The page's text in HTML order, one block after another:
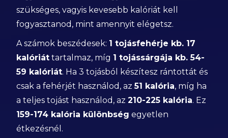
szükséges, vagyis kevesebb kalóriát kell
fogyasztanod, mint amennyit elégetsz.
A számok beszédesek: 1 tojásfehérje kb. 17
kalóriát tartalmaz, míg 1 tojássárgája kb. 54-
59 kalóriát. Ha 3 tojásból készítesz rántottát és
csak a fehérjét használod, az51 kalória, míg ha
a teljes tojást használod, az210-225 kalória. Ez
159-174 kalória különbség egyetlen
étkezésnél.